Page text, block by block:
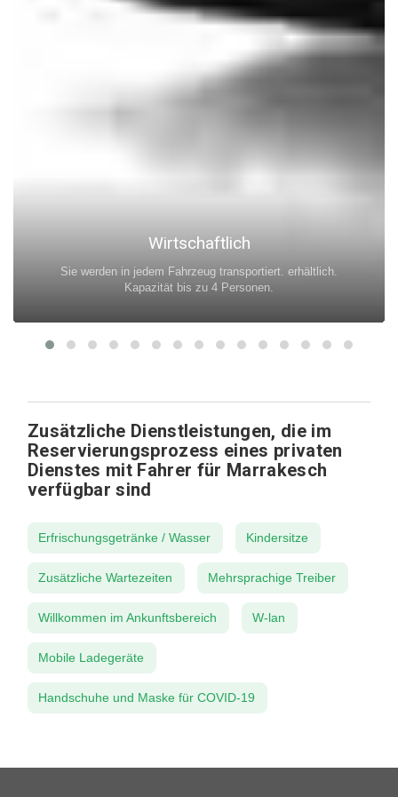
Wirtschaftlich
Sie werden in jedem Fahrzeug transportiert. erhältlich.
Kapazität bis zu 4 Personen.
Zusätzliche Dienstleistungen, die im
Reservierungsprozess eines privaten
Dienstes mit Fahrer für Marrakesch
verfügbar sind
Erfrischungsgetränke / Wasser Kindersitze
Zusätzliche Wartezeiten Mehrsprachige Treiber
Willkommen im Ankunftsbereich W-lan
Mobile Ladegeräte
Handschuhe und Maske für COVID-19